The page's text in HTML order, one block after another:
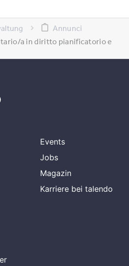
Annunci
a in diritto pianificatorio e
Events
Jobs
Magazin
Karriere bei talendo